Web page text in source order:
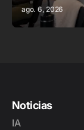
ago. 6, 2026
Noticias
IA